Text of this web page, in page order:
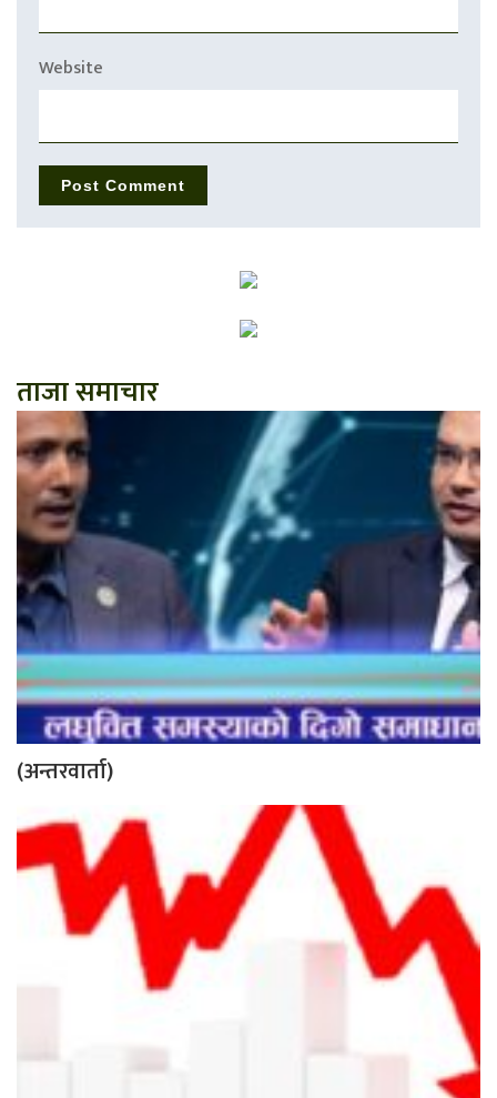
Website
ताजा समाचार
(अन्तरवार्ता)